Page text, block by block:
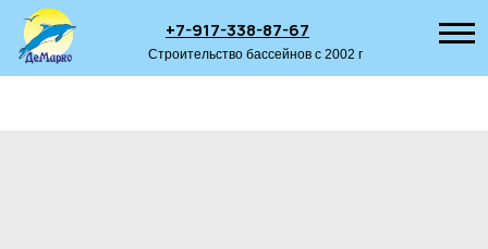
Строительство бассейнов с 2002 г
+7-917-338-87-67